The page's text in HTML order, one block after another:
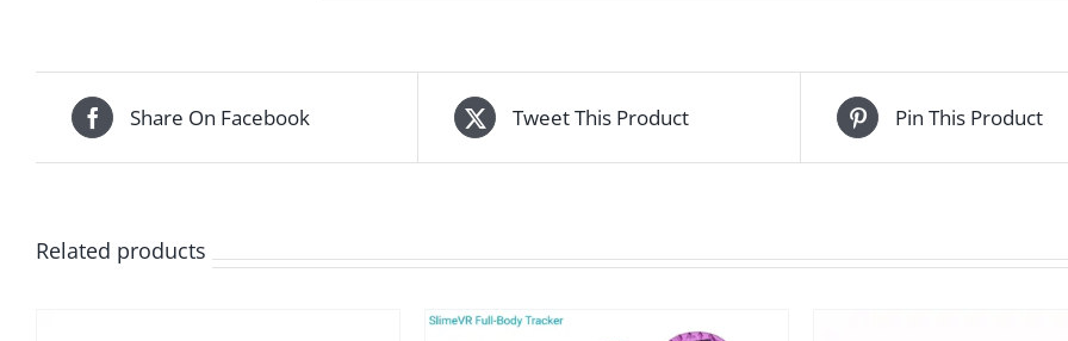
Share On Facebook Tweet This Product Pin This Product
Related products